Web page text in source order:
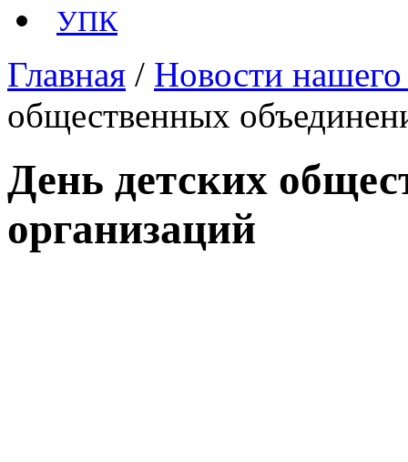
УПК
Главная / Новости
общественных
День детских
организаций